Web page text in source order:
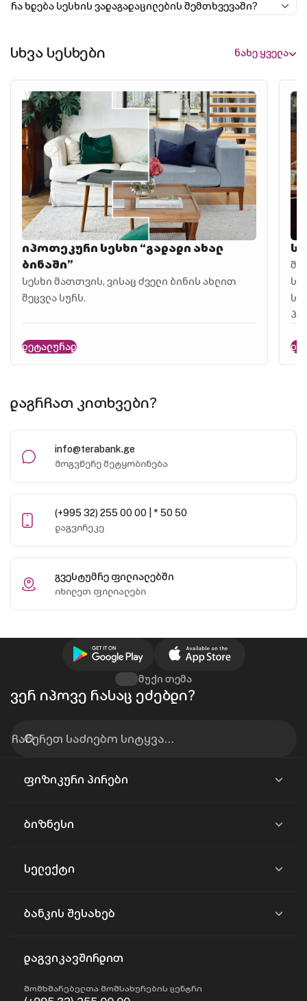
რა ხდება სესხის ვადაგადაცილების შემთხვევაში?
სხვა სესხები ნახე ყველა
იპოთეკური სესხი “გადადი ახალ
ბინაში”
სესხი მათთვის, ვისაც ძველი ბინის ახლით
შეცვლა სურს.
დეტალურად
დაგრჩათ კითხვები?
info@terabank.ge
მოგვწერე შეტყობინება
(+995 32) 255 00 00 | * 50 50
დაგვირეკე
გვესტუმრე ფილიალებში
იხილეთ ფილიალები
ვერ იპოვე რასაც ეძებდი?
მუქი თემა
ფიზიკური პირები
ბიზნესი
სელექტი
ბანკის შესახებ
დაგვიკავშირდით
მომხმარებელთა მომსახურების ცენტრი